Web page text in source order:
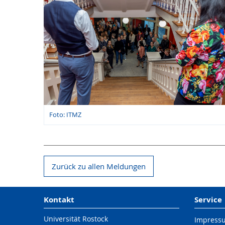
Foto: ITMZ
Zurück zu allen Meldungen
Kontakt
Universität Rostock
Service